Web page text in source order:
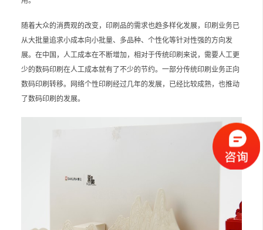
随着大众的消费观的改变，印刷品的需求也趋多样化发展，印刷业务已
从大批量追求小成本向小批量、多品种、个性化等针对性强的方向发
展。在中国，人工成本在不断增加，相对于传统印刷来说，需要人工更
少的数码印刷在人工成本就有了不少的节约。一部分传统印刷业务正向
数码印刷转移。网络个性印刷经过几年的发展，已经比较成熟，也推动
了数码印刷的发展。